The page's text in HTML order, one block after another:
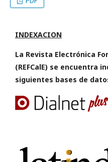
INDEXACION
La Revista Electrónica
(REFCalE) se encuentra
siguientes bases de